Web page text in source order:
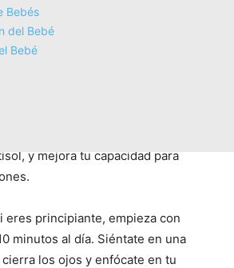
Bebés
del Bebé
Bebé
El Poder de la
Reducir el Estrés 🧘‍♂️
de las técnicas más poderosas para
y mejora tu capacidad para
eres principiante, empieza con
minutos al día. Siéntate en una
los ojos y enfócate en tu